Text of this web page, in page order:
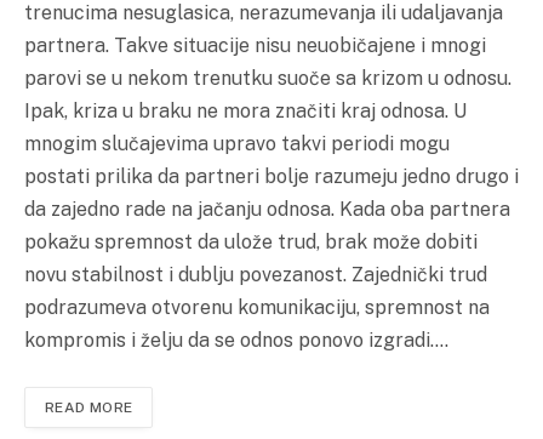
trenucima nesuglasica, nerazumevanja ili udaljavanja
partnera. Takve situacije nisu neuobičajene i mnogi
parovi se u nekom trenutku suoče sa krizom u odnosu.
Ipak, kriza u braku ne mora značiti kraj odnosa. U
mnogim slučajevima upravo takvi periodi mogu
postati prilika da partneri bolje razumeju jedno drugo i
da zajedno rade na jačanju odnosa. Kada oba partnera
pokažu spremnost da ulože trud, brak može dobiti
novu stabilnost i dublju povezanost. Zajednički trud
podrazumeva otvorenu komunikaciju, spremnost na
kompromis i želju da se odnos ponovo izgradi.…
READ MORE